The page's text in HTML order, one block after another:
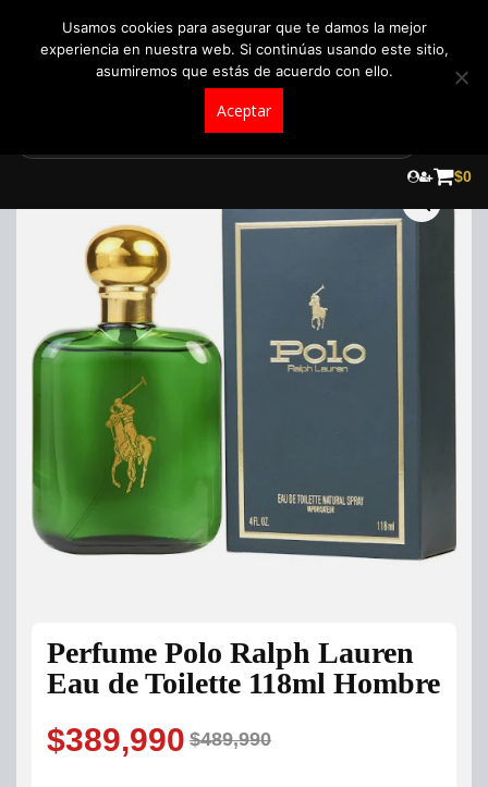
$0
Perfume Polo Ralph Lauren
Eau de Toilette 118ml Hombre
$489,990
Original
$389,990
Current
Usamos cookies para asegurar que te damos la mejor
experiencia en nuestra web. Si continúas usando este sitio,
asumiremos que estás de acuerdo con ello.
Aceptar